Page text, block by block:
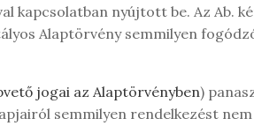
kapcsolatban nyújtott be. Az Ab.
Alaptörvény semmilyen
jogai az Alaptörvényben)
semmilyen rendelkezést